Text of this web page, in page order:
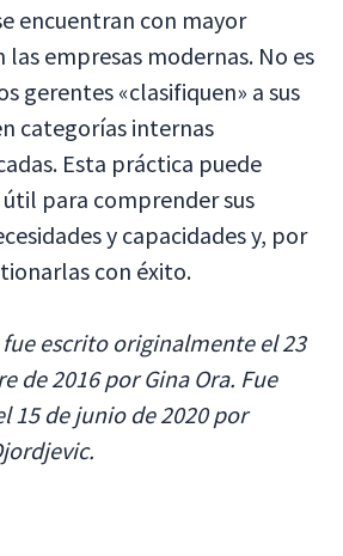
encuentran con mayor
las empresas modernas. No es
gerentes «clasifiquen» a sus
categorías internas
Esta práctica puede
para comprender sus
y capacidades y, por
con éxito.
escrito originalmente el 23
de 2016 por Gina Ora. Fue
15 de junio de 2020 por